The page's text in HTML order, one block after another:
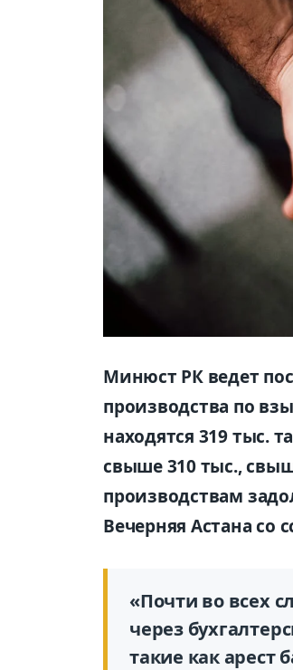
Минюст РК ведет
производства по
находятся 319 тыс.
свыше 310 тыс.,
производствам
Вечерняя Астана
«Почти во всех
через
такие как арест